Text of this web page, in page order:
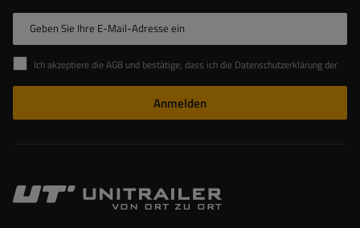
Geben Sie Ihre E-Mail-Adresse ein
Ich akzeptiere die AGB und bestätige, dass ich die Datenschutzerklärung der Website zur Kenntnis genommen habe
Anmelden